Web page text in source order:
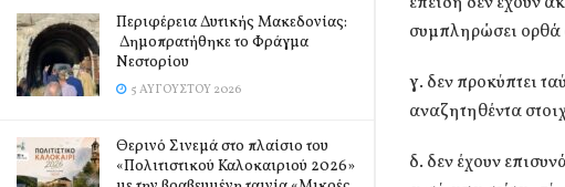
Περιφέρεια Δυτικής Μακεδονίας:
Δημοπρατήθηκε το Φράγμα
Νεστορίου
5 ΑΥΓΟΎΣΤΟΥ 2026
Θερινό Σινεμά στο πλαίσιο του
«Πολιτιστικού Καλοκαιριού 2026»
συμπληρώσει ορθά
γ. δεν προκύπτει
αναζητηθέντα
δ. δεν έχουν